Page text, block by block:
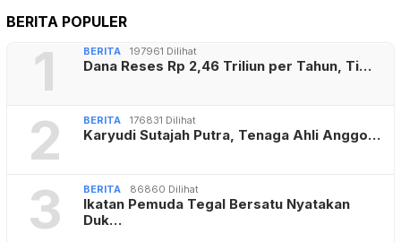
BERITA POPULER
1 BERITA 197961 Dilihat
Dana Reses Rp 2,46 Triliun per Tahun, Ti…
2 BERITA 176831 Dilihat
Karyudi Sutajah Putra, Tenaga Ahli Anggo…
3 BERITA 86860 Dilihat
Ikatan Pemuda Tegal Bersatu Nyatakan
Duk…